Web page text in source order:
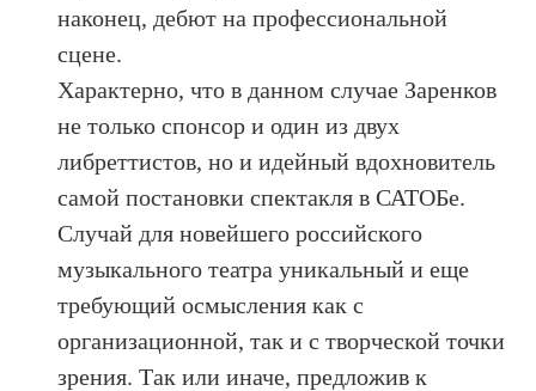
наконец, дебют на профессиональной
сцене.
Характерно, что в данном случае Заренков
не только спонсор и один из двух
либреттистов, но и идейный вдохновитель
самой постановки спектакля в САТОБе.
Случай для новейшего российского
музыкального театра уникальный и еще
требующий осмысления как с
организационной, так и с творческой точки
зрения. Так или иначе, предложив к